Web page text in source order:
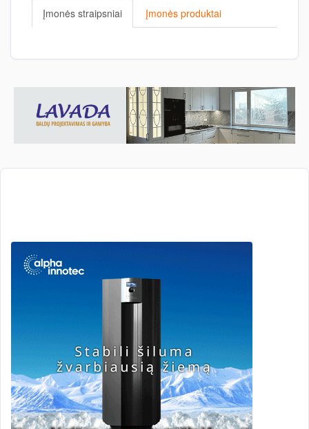
Įmonės straipsniai Įmonės produktai